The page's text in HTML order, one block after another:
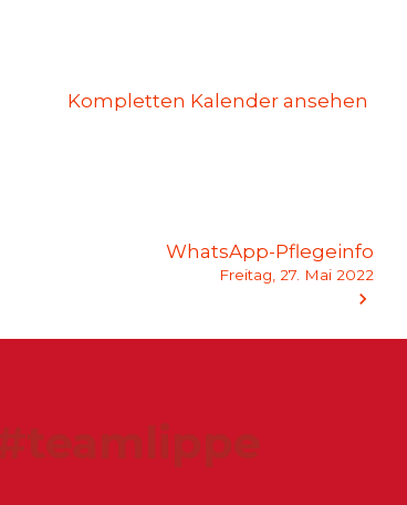
Kompletten Kalender ansehen
WhatsApp-Pflegeinfo
Freitag, 27. Mai 2022